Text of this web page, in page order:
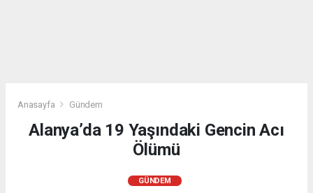
Anasayfa Gündem
Alanya’da 19 Yaşındaki Gencin Acı
Ölümü
GÜNDEM